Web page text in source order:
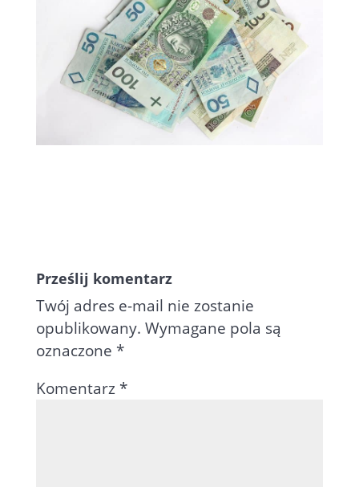
Prześlij komentarz
Twój adres e-mail nie zostanie
opublikowany. Wymagane pola są
oznaczone *
Komentarz *